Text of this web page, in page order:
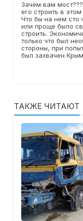
Зачем вам
его строить в
Что бы на нем сто
или проще было
строить.
только что был
стороны, при
был захвачен
ТАКЖЕ ЧИТАЮТ